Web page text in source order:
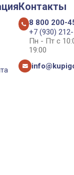
Контакты
8 800 200-
+7 (930)
Пн - Пт с
19:00